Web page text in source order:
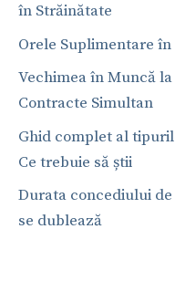
în Străinătate
Orele Suplimentare
Vechimea în Muncă
Contracte Simultan
Ghid complet al
Ce trebuie să știi
Durata concediului
se dublează